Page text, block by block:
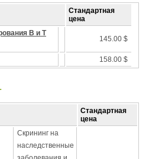
Стандартная
цена
B и T
145.00 $
158.00 $
Стандартная
цена
Скрининг на
наследственные